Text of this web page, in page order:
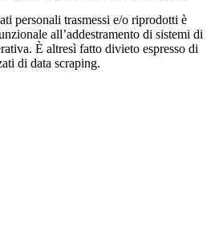
personali trasmessi e/o riprodotti è
all’addestramento di sistemi di
È altresì fatto divieto espresso di
di data scraping.